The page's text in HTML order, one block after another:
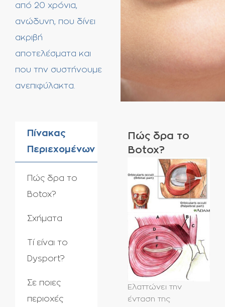
από 20 χρόνια,
ανώδυνη, που δίνει
ακριβή
αποτελέσματα και
που την συστήνουμε
ανεπιφύλακτα.
Πώς δρα το
Botox?
Ελαττώνει την
ένταση της
Πίνακας
Περιεχομένων
Πώς δρα το
Botox?
Σχήματα
Τί είναι το
Dysport?
Σε ποιες
περιοχές